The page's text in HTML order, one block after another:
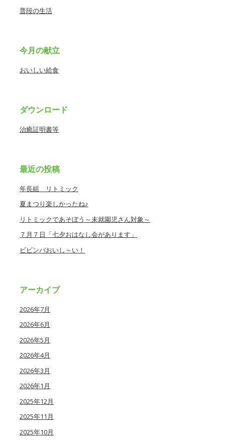
普段の生活
今月の献立
おいしい給食
ダウンロード
治癒証明書等
最近の投稿
年長組 リトミック
夏まつり楽しかったね♪
リトミックであそぼう～未就園児さん対象～
７月７日「七夕おはなし会があります」
ビビンバおいし～い！
アーカイブ
2026年7月
2026年6月
2026年5月
2026年4月
2026年3月
2026年1月
2025年12月
2025年11月
2025年10月